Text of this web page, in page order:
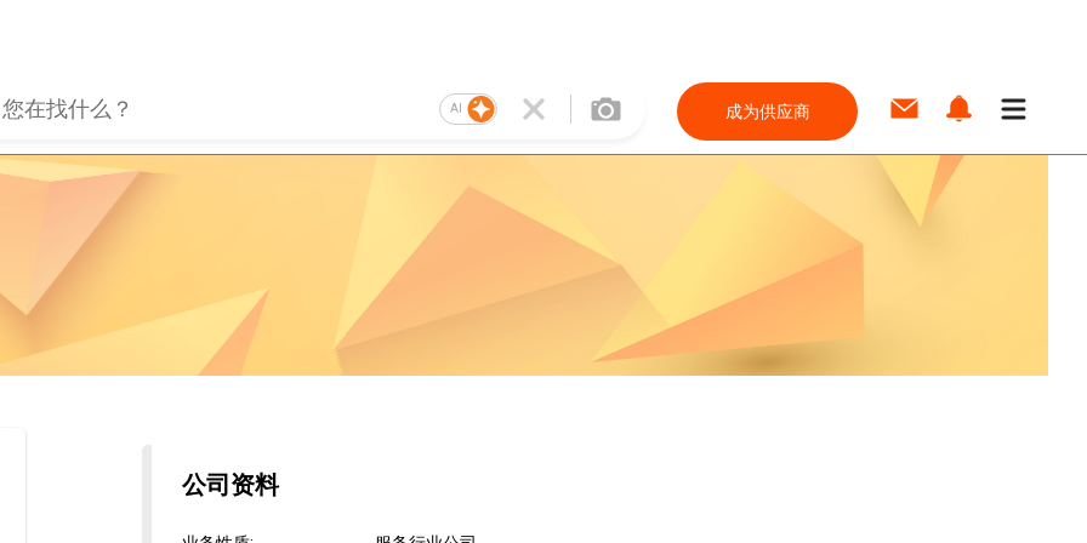
AI 成为供应商
公司资料